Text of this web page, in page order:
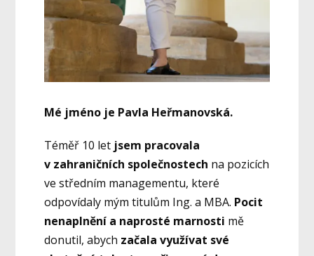
Mé jméno je Pavla Heřmanovská.
Téměř 10 let jsem pracovala
v zahraničních společnostech na pozicích
ve středním managementu, které
odpovídaly mým titulům Ing. a MBA. Pocit
nenaplnění a naprosté marnosti mě
donutil, abych začala využívat své